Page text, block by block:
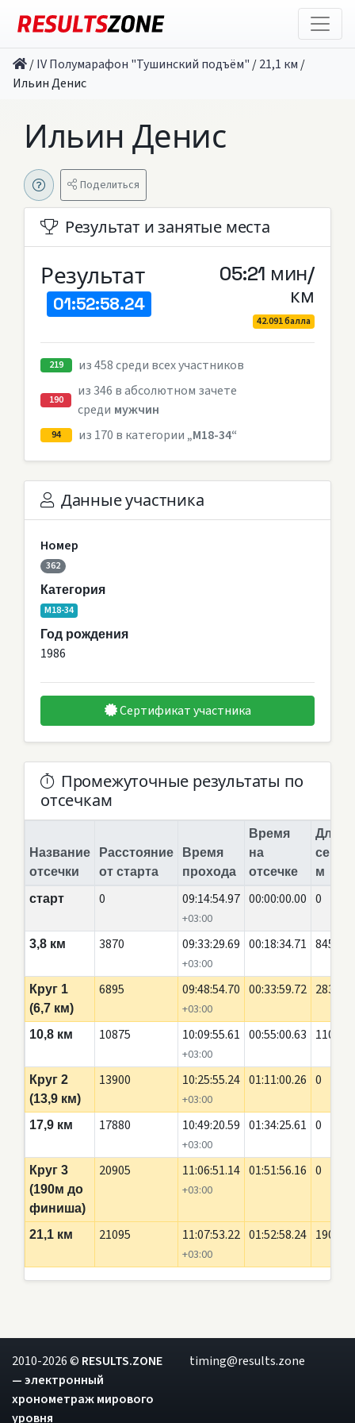
/IV Полумарафон "Тушинский подъём" /21,1 км /
Ильин Денис
Ильин Денис
Поделиться
Результат и занятые места
Результат
01:52:58.24
05:21 мин/
км
42.091 балла
219 из 458 среди всех участников
190
из 346 в абсолютном зачете
среди мужчин
94 из 170 в категории „M18-34“
Данные участника
Номер
362
Категория
M18-34
Год рождения
1986
Сертификат участника
Промежуточные результаты по
отсечкам
Название
отсечки
Расстояние
от старта
Время
прохода
Время
на
отсечке
Длина
м
старт
0 09:14:54.97
+03:00
00:00:00.00 0
3,8 км 3870 09:33:29.69
+03:00
00:18:34.71 845
Круг 1
(6,7 км)
6895 09:48:54.70
+03:00
00:33:59.72 2835
10,8 км 10875 10:09:55.61
+03:00
00:55:00.63 110
Круг 2
(13,9 км)
13900 10:25:55.24
+03:00
01:11:00.26 0
17,9 км 17880 10:49:20.59
+03:00
01:34:25.61 0
Круг 3
(190м до
финиша)
20905 11:06:51.14
+03:00
01:51:56.16 0
21,1 км 21095 11:07:53.22
+03:00
01:52:58.24 190
2010-2026 © RESULTS.ZONE
— электронный
хронометраж мирового
уровня
timing@results.zone